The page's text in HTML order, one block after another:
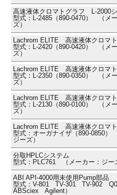
高速液体クロマトグラフ L-2000
型式：L-2485（890-0470） （メ
ズ）
Lachrom ELITE 高速液体クロマ
型式：L-2420（890-0420） （メ
ズ）
Lachrom ELITE 高速液体クロマ
型式：L-2350（890-0350） （メ
ズ）
Lachrom ELITE 高速液体クロマ
型式：L-2130（890-0100） （メ
ズ）
Lachrom ELITE 高速液体クロマ
型式：オーガナイザ（890-0850
ジーズ）
分取HPLCシステム
型式：PLC761 （メーカー：ジー
ABI API-4000用未使用Pump部品
型式：V-801 TV-301 TV-902 Q0
ABSciex Agilent）